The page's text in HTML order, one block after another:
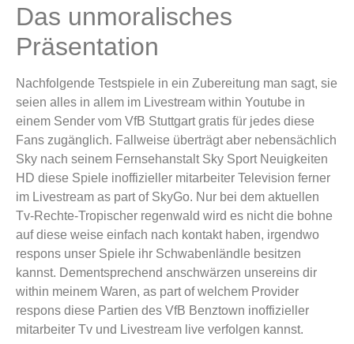
Das unmoralisches
Präsentation
Nachfolgende Testspiele in ein Zubereitung man sagt, sie
seien alles in allem im Livestream within Youtube in
einem Sender vom VfB Stuttgart gratis für jedes diese
Fans zugänglich. Fallweise überträgt aber nebensächlich
Sky nach seinem Fernsehanstalt Sky Sport Neuigkeiten
HD diese Spiele inoffizieller mitarbeiter Television ferner
im Livestream as part of SkyGo. Nur bei dem aktuellen
Tv-Rechte-Tropischer regenwald wird es nicht die bohne
auf diese weise einfach nach kontakt haben, irgendwo
respons unser Spiele ihr Schwabenländle besitzen
kannst. Dementsprechend anschwärzen unsereins dir
within meinem Waren, as part of welchem Provider
respons diese Partien des VfB Benztown inoffizieller
mitarbeiter Tv und Livestream live verfolgen kannst.